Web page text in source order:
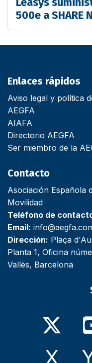
500e a SHARE
Enlaces rápidos
Aviso legal y política
AEGFA
AIAFA
Directorio AEGFA
Ser miembro de la
Contacto
Asociación Española
Movilidad
Teléfono de
Email:
Dirección: Plaça
Planta 1, Oficina
Vallès, Barcelona
X